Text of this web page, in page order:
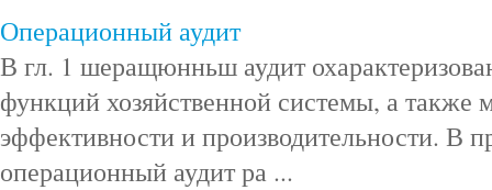
Операционный аудит
В гл. 1 шеращюнньш аудит
функций хозяйственной системы, а также
эффективности и производительности. В
операционный аудит ра ...